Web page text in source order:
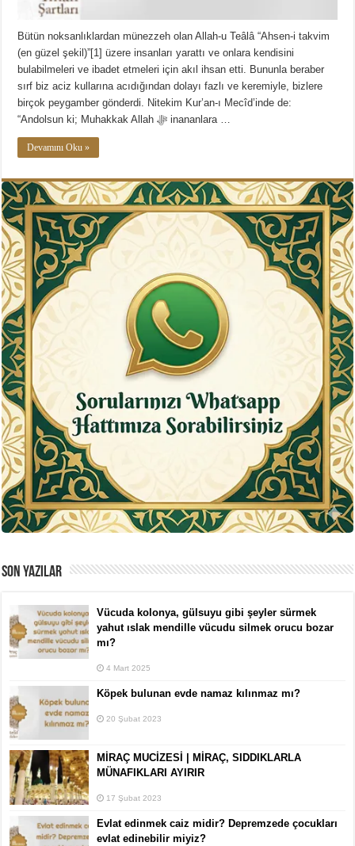
Bütün noksanlıklardan münezzeh olan Allah-u Teâlâ “Ahsen-i takvim
(en güzel şekil)”[1] üzere insanları yarattı ve onlara kendisini
bulabilmeleri ve ibadet etmeleri için akıl ihsan etti. Bununla beraber
sırf biz aciz kullarına acıdığından dolayı fazlı ve keremiyle, bizlere
birçok peygamber gönderdi. Nitekim Kur’an-ı Mecîd’inde de:
“Andolsun ki; Muhakkak Allah ﷻ inananlara …
Devamını Oku »
SON YAZILAR
Vücuda kolonya, gülsuyu gibi şeyler sürmek
yahut ıslak mendille vücudu silmek orucu bozar
mı?
4 Mart 2025
Köpek bulunan evde namaz kılınmaz mı?
20 Şubat 2023
MİRAÇ MUCİZESİ | MİRAÇ, SIDDIKLARLA
MÜNAFIKLARI AYIRIR
17 Şubat 2023
Evlat edinmek caiz midir? Depremzede çocukları
evlat edinebilir miyiz?